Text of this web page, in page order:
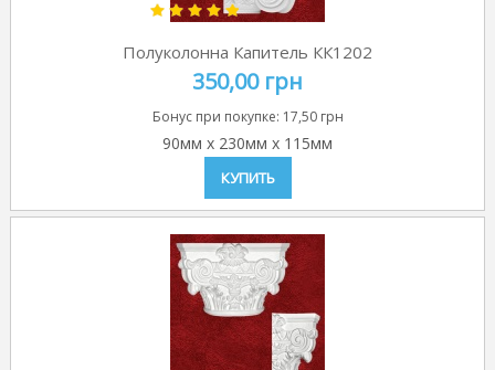
Полуколонна Капитель КК1202
350,00 грн
Бонус при покупке: 17,50 грн
90мм x 230мм x 115мм
КУПИТЬ